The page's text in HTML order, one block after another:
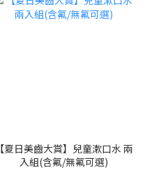
【夏日美齒大賞】兒童漱口水 兩
入組(含氟/無氟可選)